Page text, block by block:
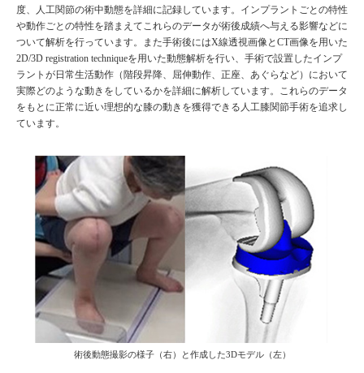
度、人工関節の術中動態を詳細に記録しています。インプラントごとの特性
や動作ごとの特性を踏まえてこれらのデータが術後成績へ与える影響などに
ついて解析を行っています。また手術後にはX線透視画像とCT画像を用いた
2D/3D registration techniqueを用いた動態解析を行い、手術で設置したインプ
ラントが日常生活動作（階段昇降、屈伸動作、正座、あぐらなど）において
実際どのような動きをしているかを詳細に解析しています。これらのデータ
をもとに正常に近い理想的な膝の動きを獲得できる人工膝関節手術を追求し
ています。
術後動態撮影の様子（右）と作成した3Dモデル（左）